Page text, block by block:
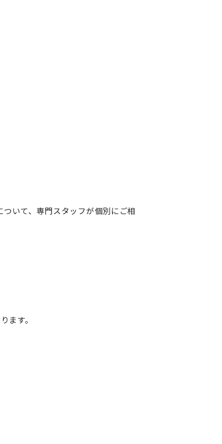
いて、専門スタッフが個別にご相
ます。